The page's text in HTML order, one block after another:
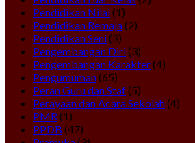
Pendidikan Nilai(1)
Pendidikan Remaja(2)
Pendidikan Seni(3)
Pengembangan Diri(3)
Pengembangan Karakter(4)
Pengumuman(65)
Peran Guru dan Staf(5)
Perayaan dan Acara Sekolah(4)
PMR (1)
PPDB (47)